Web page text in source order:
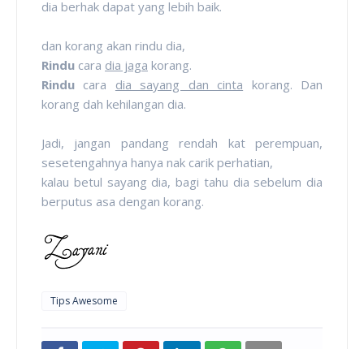
dia berhak dapat yang lebih baik.
dan korang akan rindu dia,
Rindu cara dia jaga korang.
Rindu cara dia sayang dan cinta korang. Dan
korang dah kehilangan dia.
Jadi, jangan pandang rendah kat perempuan,
sesetengahnya hanya nak carik perhatian,
kalau betul sayang dia, bagi tahu dia sebelum dia
berputus asa dengan korang.
Tips Awesome